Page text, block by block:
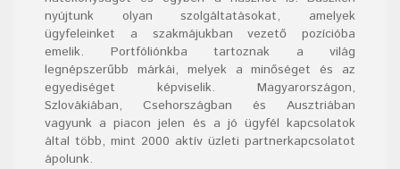
nyújtunk olyan szolgáltatásokat, amelyek
ügyfeleinket a szakmájukban vezető pozícióba
emelik. Portfóliónkba tartoznak a világ
legnépszerűbb márkái, melyek a minőséget és az
egyediséget képviselik. Magyarországon,
Szlovákiában, Csehországban és Ausztriában
vagyunk a piacon jelen és a jó ügyfél kapcsolatok
által több, mint 2000 aktív üzleti partnerkapcsolatot
ápolunk.